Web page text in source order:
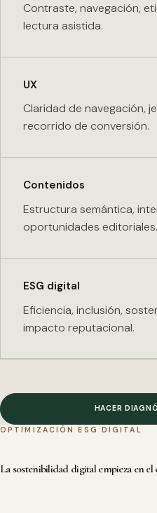
Contraste, navegación,
lectura asistida.
UX
Claridad de navegación,
recorrido de conversión.
Contenidos
Estructura semántica,
oportunidades editoriales.
ESG digital
Eficiencia, inclusión,
impacto reputacional.
HACER
OPTIMIZACIÓN ESG DIGITAL
La sostenibilidad digital empieza en